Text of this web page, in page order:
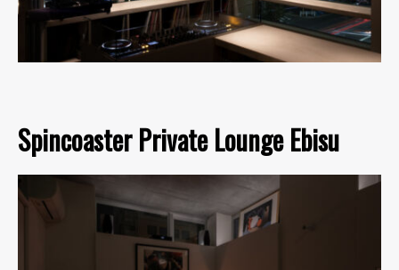
Spincoaster Private Lounge Ebisu